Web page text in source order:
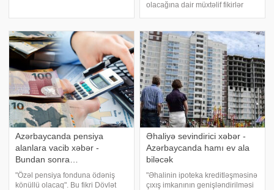
Onun sözlərinə görə, İnzibati
Xətalar Məcəlləsindəki müvafi
olacağına dair müxtəlif fikirlər
müraciətlər edilib. Məlumat üçün
bildirmək istəyirəm ki, bu
açıqlamalar
Azərbaycanda pensiya
alanlara vacib xəbər -
Bundan sonra…
"Özəl pensiya fonduna ödəniş
könüllü olacaq". Bu fikri Dövlət
Əhaliyə sevindirici xəbər -
Azərbaycanda hamı ev ala
biləcək
"Əhalinin ipoteka kreditləşməsinə
çıxış imkanının genişləndirilməsi